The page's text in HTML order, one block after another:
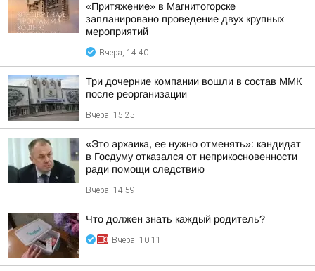
«Притяжение» в Магнитогорске
запланировано проведение двух крупных
мероприятий
Вчера, 14:40
Три дочерние компании вошли в состав ММК
после реорганизации
Вчера, 15:25
«Это архаика, ее нужно отменять»: кандидат
в Госдуму отказался от неприкосновенности
ради помощи следствию
Вчера, 14:59
Что должен знать каждый родитель?
Вчера, 10:11